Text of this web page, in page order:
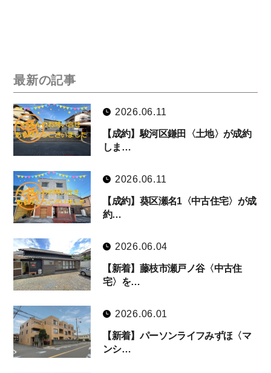
最新の記事
2026.06.11
【成約】駿河区鎌田〈土地〉が成約
しま…
2026.06.11
【成約】葵区瀬名1〈中古住宅〉が成
約…
2026.06.04
【新着】藤枝市瀬戸ノ谷〈中古住
宅〉を…
2026.06.01
【新着】パーソンライフみずほ〈マ
ンシ…